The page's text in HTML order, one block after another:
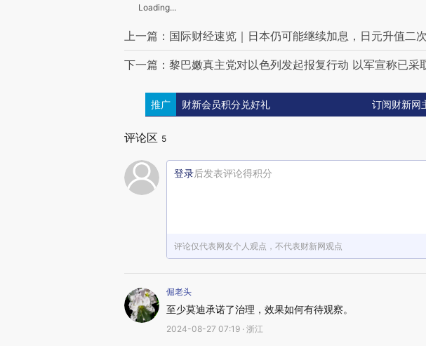
Loading...
上一篇：国际财经速览｜日本仍可能继续加息，日元升值二
下一篇：黎巴嫩真主党对以色列发起报复行动 以军宣称已采
推广 财新会员积分兑好礼 订阅财新网
评论区 5
登录后发表评论得积分
评论仅代表网友个人观点，不代表财新网观点
倔老头
至少莫迪承诺了治理，效果如何有待观察。
2024-08-27 07:19 · 浙江